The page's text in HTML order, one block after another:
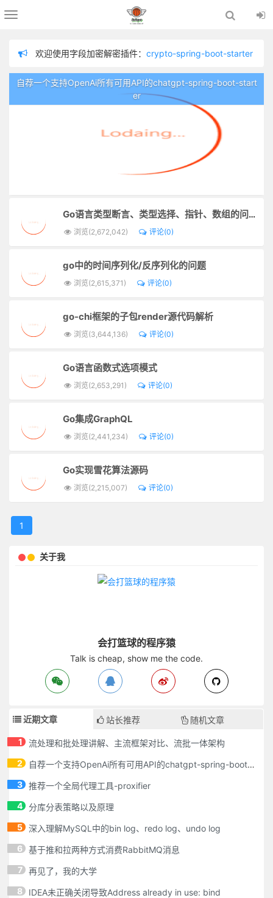
Toggle
欢迎使用chatgpt插件：chatgpt-spring-boot-starter
欢迎使用分布式链路追踪插件：logging-tracer
欢迎使用数据脱敏插件：sensitive-spring-boot-starter
logger-spring-boot-starter
支持OpenAi所有可用API的chatgpt-spring-boot-start
分库分表策
Go语言类型断言、类型选择、指针、数组的问题以及生成二进制可执行文件去部署项目
浏览(2,672,042) 评论(0)
go中的时间序列化/反序列化的问题
浏览(2,615,371) 评论(0)
go-chi框架的子包render源代码解析
浏览(3,644,136) 评论(0)
Go语言函数式选项模式
浏览(2,653,291) 评论(0)
Go集成GraphQL
浏览(2,441,234) 评论(0)
Go实现雪花算法源码
浏览(2,215,007) 评论(0)
1
关于我
会打篮球的程序猿
Talk is cheap, show me the code.
近期文章 站长推荐 随机文章
1
流处理和批处理讲解、主流框架对比、流批一体架构
2
自荐一个支持OpenAi所有可用API的chatgpt-spring-boot-starter
3 推荐一个全局代理工具-proxifier
4
分库分表策略以及原理
5 深入理解MySQL中的bin log、redo log、undo log
6 基于推和拉两种方式消费RabbitMQ消息
7 再见了，我的大学
8
IDEA未正确关闭导致Address already in use: bind